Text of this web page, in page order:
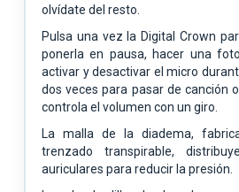
olvídate del resto.
Pulsa una vez la Digital Crown
ponerla en pausa, hacer una
activar y desactivar el micro
dos veces para pasar de canción
controla el volumen con un giro.
La malla de la diadema,
trenzado transpirable,
auriculares para reducir la presión.